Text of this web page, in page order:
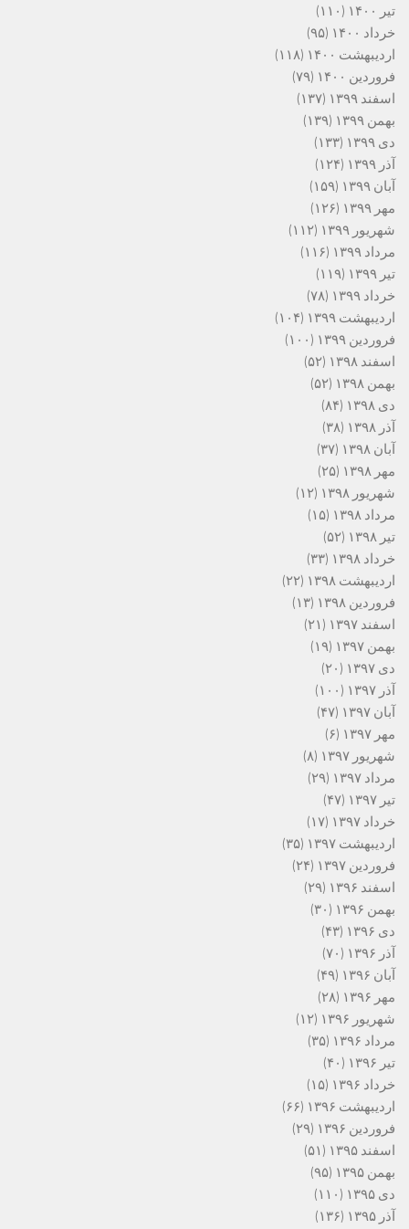
تیر ۱۴۰۰
(۱۱۰)
خرداد ۱۴۰۰
(۹۵)
اردیبهشت ۱۴۰۰
(۱۱۸)
فروردین ۱۴۰۰
(۷۹)
اسفند ۱۳۹۹
(۱۳۷)
بهمن ۱۳۹۹
(۱۳۹)
دی ۱۳۹۹
(۱۳۳)
آذر ۱۳۹۹
(۱۲۴)
آبان ۱۳۹۹
(۱۵۹)
مهر ۱۳۹۹
(۱۲۶)
شهریور ۱۳۹۹
(۱۱۲)
مرداد ۱۳۹۹
(۱۱۶)
تیر ۱۳۹۹
(۱۱۹)
خرداد ۱۳۹۹
(۷۸)
اردیبهشت ۱۳۹۹
(۱۰۴)
فروردین ۱۳۹۹
(۱۰۰)
اسفند ۱۳۹۸
(۵۲)
بهمن ۱۳۹۸
(۵۲)
دی ۱۳۹۸
(۸۴)
آذر ۱۳۹۸
(۳۸)
آبان ۱۳۹۸
(۳۷)
مهر ۱۳۹۸
(۲۵)
شهریور ۱۳۹۸
(۱۲)
مرداد ۱۳۹۸
(۱۵)
تیر ۱۳۹۸
(۵۲)
خرداد ۱۳۹۸
(۳۳)
اردیبهشت ۱۳۹۸
(۲۲)
فروردین ۱۳۹۸
(۱۳)
اسفند ۱۳۹۷
(۲۱)
بهمن ۱۳۹۷
(۱۹)
دی ۱۳۹۷
(۲۰)
آذر ۱۳۹۷
(۱۰۰)
آبان ۱۳۹۷
(۴۷)
مهر ۱۳۹۷
(۶)
شهریور ۱۳۹۷
(۸)
مرداد ۱۳۹۷
(۲۹)
تیر ۱۳۹۷
(۴۷)
خرداد ۱۳۹۷
(۱۷)
اردیبهشت ۱۳۹۷
(۳۵)
فروردین ۱۳۹۷
(۲۴)
اسفند ۱۳۹۶
(۲۹)
بهمن ۱۳۹۶
(۳۰)
دی ۱۳۹۶
(۴۳)
آذر ۱۳۹۶
(۷۰)
آبان ۱۳۹۶
(۴۹)
مهر ۱۳۹۶
(۲۸)
شهریور ۱۳۹۶
(۱۲)
مرداد ۱۳۹۶
(۳۵)
تیر ۱۳۹۶
(۴۰)
خرداد ۱۳۹۶
(۱۵)
اردیبهشت ۱۳۹۶
(۶۶)
فروردین ۱۳۹۶
(۲۹)
اسفند ۱۳۹۵
(۵۱)
بهمن ۱۳۹۵
(۹۵)
دی ۱۳۹۵
(۱۱۰)
آذر ۱۳۹۵
(۱۳۶)